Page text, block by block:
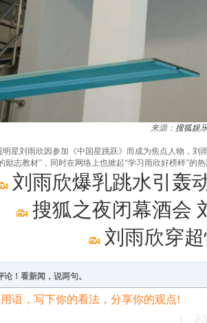
来源： 搜狐娱
星刘雨欣因参加《中国星跳跃》而成为焦点人物，
励志教材”，同时在网络上也掀起“学习雨欣好榜样”
刘雨欣爆乳跳水引轰
搜狐之夜闭幕酒会
刘雨欣穿
论！看新闻，说两句。